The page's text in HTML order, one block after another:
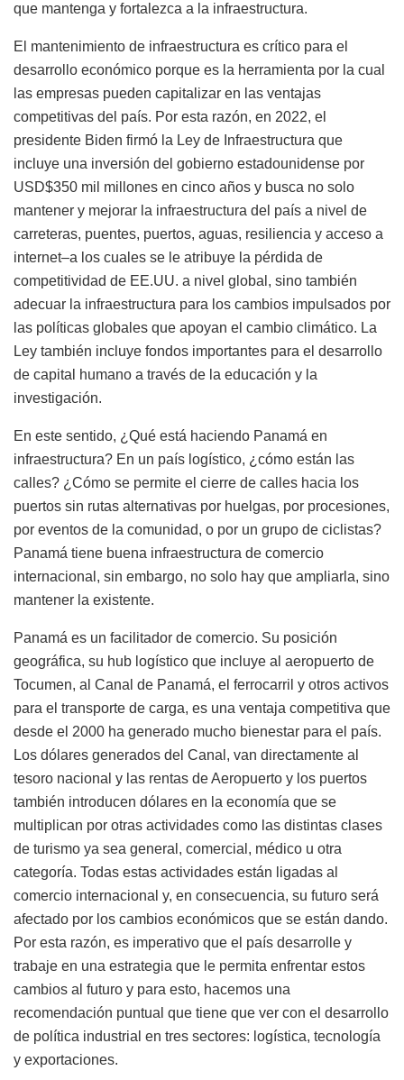
que mantenga y fortalezca a la infraestructura.
El mantenimiento de infraestructura es crítico para el
desarrollo económico porque es la herramienta por la cual
las empresas pueden capitalizar en las ventajas
competitivas del país. Por esta razón, en 2022, el
presidente Biden firmó la Ley de Infraestructura que
incluye una inversión del gobierno estadounidense por
USD$350 mil millones en cinco años y busca no solo
mantener y mejorar la infraestructura del país a nivel de
carreteras, puentes, puertos, aguas, resiliencia y acceso a
internet–a los cuales se le atribuye la pérdida de
competitividad de EE.UU. a nivel global, sino también
adecuar la infraestructura para los cambios impulsados por
las políticas globales que apoyan el cambio climático. La
Ley también incluye fondos importantes para el desarrollo
de capital humano a través de la educación y la
investigación.
En este sentido, ¿Qué está haciendo Panamá en
infraestructura? En un país logístico, ¿cómo están las
calles? ¿Cómo se permite el cierre de calles hacia los
puertos sin rutas alternativas por huelgas, por procesiones,
por eventos de la comunidad, o por un grupo de ciclistas?
Panamá tiene buena infraestructura de comercio
internacional, sin embargo, no solo hay que ampliarla, sino
mantener la existente.
Panamá es un facilitador de comercio. Su posición
geográfica, su hub logístico que incluye al aeropuerto de
Tocumen, al Canal de Panamá, el ferrocarril y otros activos
para el transporte de carga, es una ventaja competitiva que
desde el 2000 ha generado mucho bienestar para el país.
Los dólares generados del Canal, van directamente al
tesoro nacional y las rentas de Aeropuerto y los puertos
también introducen dólares en la economía que se
multiplican por otras actividades como las distintas clases
de turismo ya sea general, comercial, médico u otra
categoría. Todas estas actividades están ligadas al
comercio internacional y, en consecuencia, su futuro será
afectado por los cambios económicos que se están dando.
Por esta razón, es imperativo que el país desarrolle y
trabaje en una estrategia que le permita enfrentar estos
cambios al futuro y para esto, hacemos una
recomendación puntual que tiene que ver con el desarrollo
de política industrial en tres sectores: logística, tecnología
y exportaciones.